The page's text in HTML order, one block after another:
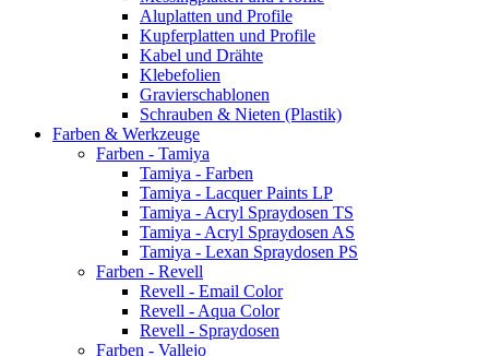
Aluplatten und Profile
Kupferplatten und Profile
Kabel und Drähte
Klebefolien
Gravierschablonen
Schrauben & Nieten (Plastik)
Farben & Werkzeuge
Farben - Tamiya
Tamiya - Farben
Tamiya - Lacquer Paints LP
Tamiya - Acryl Spraydosen TS
Tamiya - Acryl Spraydosen AS
Tamiya - Lexan Spraydosen PS
Farben - Revell
Revell - Email Color
Revell - Aqua Color
Revell - Spraydosen
Farben - Vallejo